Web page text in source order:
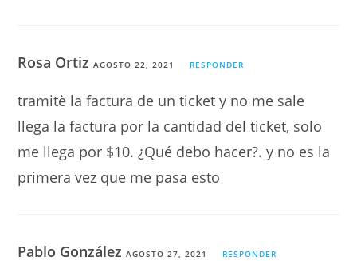
Rosa OrtizAGOSTO 22, 2021 RESPONDER
tramitè la factura de un ticket y no me sale
llega la factura por la cantidad del ticket, solo
me llega por $10. ¿Qué debo hacer?. y no es la
primera vez que me pasa esto
Pablo GonzálezAGOSTO 27, 2021 RESPONDER